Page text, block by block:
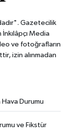
Gazetecilik
Media
ve fotoğrafların
izin alınmadan
Durumu
ve Fikstür